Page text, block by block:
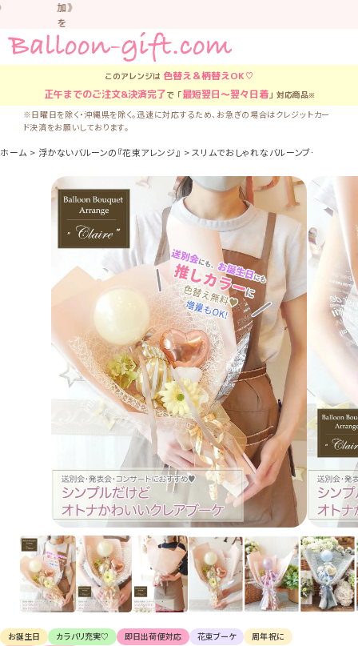
加》
を
お
す
す
し
て
い
す。
車
中
な
か
い
を
つ
け
ん
だ
さ
い。
このアレンジは 色替え＆柄替えOK♡
正午までのご注文&決済完了で「最短翌日〜翌々日着」対応商品※
※日曜日を除く・沖縄県を除く。迅速に対応するため、お急ぎの場合はクレジットカー
ド決済をお願いしております。
ホーム 浮かないバルーンの『花束アレンジ』 スリムでおしゃれなバルーンブーケ「ク
お誕生日 カラバリ充実♡ 即日出荷便対応 花束ブーケ
周年祝に